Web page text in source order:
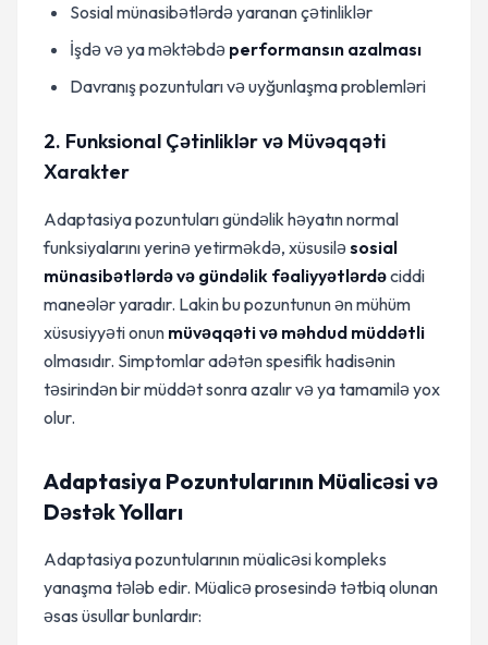
Sosial münasibətlərdə yaranan çətinliklər
İşdə və ya məktəbdə performansın azalması
Davranış pozuntuları və uyğunlaşma problemləri
2. Funksional Çətinliklər və Müvəqqəti
Xarakter
Adaptasiya pozuntuları gündəlik həyatın normal
funksiyalarını yerinə yetirməkdə, xüsusiləsosial
münasibətlərdə və gündəlik fəaliyyətlərdəciddi
maneələr yaradır. Lakin bu pozuntunun ən mühüm
xüsusiyyəti onun müvəqqəti və məhdud müddətli
olmasıdır. Simptomlar adətən spesifik hadisənin
təsirindən bir müddət sonra azalır və ya tamamilə yox
olur.
Adaptasiya Pozuntularının Müalicəsi və
Dəstək Yolları
Adaptasiya pozuntularının müalicəsi kompleks
yanaşma tələb edir. Müalicə prosesində tətbiq olunan
əsas üsullar bunlardır: